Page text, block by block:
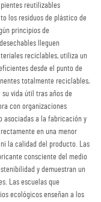
reutilizables
los residuos de plástico de
principios de
lleguen
reciclables, utiliza un
desde el punto de
totalmente reciclables,
vida útil tras años de
con organizaciones
asociadas a la fabricación y
en una menor
la calidad del producto. Las
consciente del medio
y demuestran un
Las escuelas que
ecológicos enseñan a los